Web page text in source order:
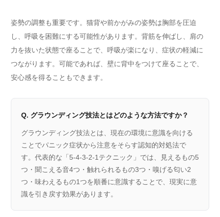
姿勢の調整も重要です。猫背や前かがみの姿勢は胸部を圧迫
し、呼吸を困難にする可能性があります。背筋を伸ばし、肩の
力を抜いた状態で座ることで、呼吸が楽になり、症状の軽減に
つながります。可能であれば、壁に背中をつけて座ることで、
安心感を得ることもできます。
Q. グラウンディング技法とはどのような方法ですか？
グラウンディング技法とは、現在の環境に意識を向ける
ことでパニック症状から注意をそらす認知的対処法で
す。代表的な「5-4-3-2-1テクニック」では、見えるもの5
つ・聞こえる音4つ・触れられるもの3つ・嗅げる匂い2
つ・味わえるもの1つを順番に意識することで、現実に意
識を引き戻す効果があります。